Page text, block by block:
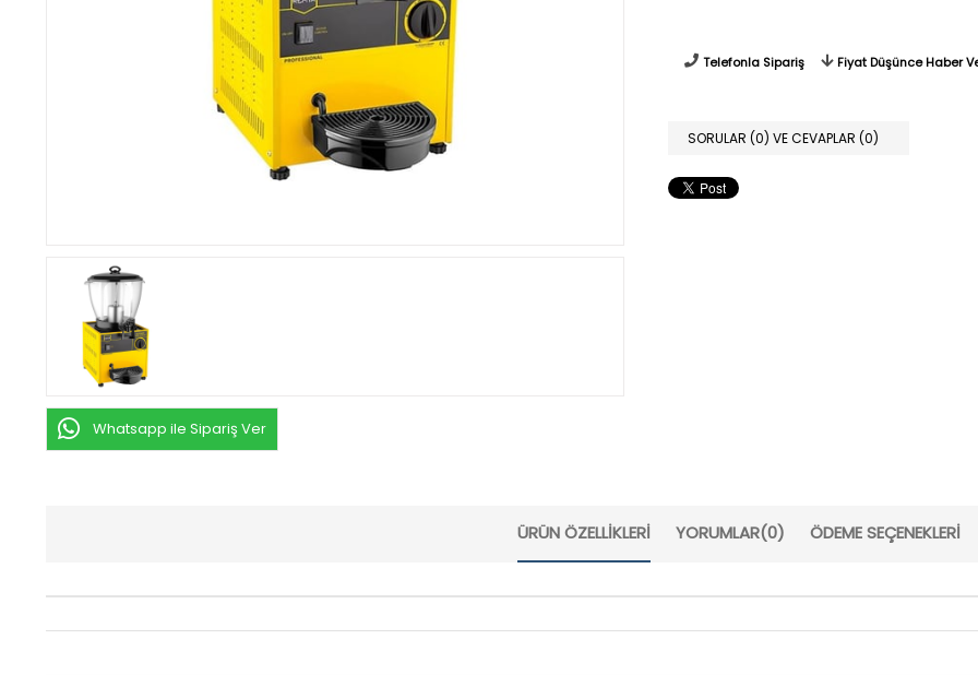
Whatsapp ile Sipariş Ver
Telefonla Sipariş Fiyat Düşünce Haber
SORULAR (0) VE CEVAPLAR (0)
ÜRÜN ÖZELLIKLERI YORUMLAR(0) ÖDEME SEÇENEKLERI